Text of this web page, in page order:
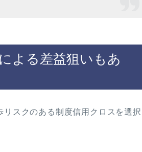
よる差益狙いもあ
スクのある制度信用クロスを選択